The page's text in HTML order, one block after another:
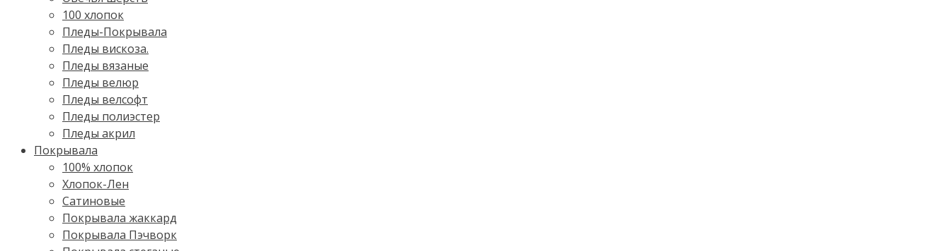
100 хлопок
Пледы-Покрывала
Пледы вискоза.
Пледы вязаные
Пледы велюр
Пледы велсофт
Пледы полиэстер
Пледы акрил
Покрывала
100% хлопок
Хлопок-Лен
Сатиновые
Покрывала жаккард
Покрывала Пэчворк